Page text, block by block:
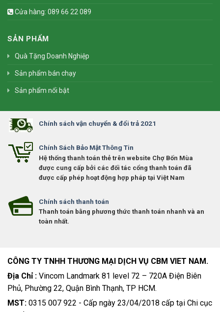
Cửa hàng: 089 66 22 089
SẢN PHẨM
Quà Tặng Doanh Nghiệp
Sản phẩm bán chạy
Sản phẩm nổi bật
Chính sách vận chuyển & đổi trả 2021
Chính Sách Bảo Mật Thông Tin
Hệ thống thanh toán thẻ trên website Chợ Bốn Mùa
được cung cấp bởi các đối tác cổng thanh toán đã
được cấp phép hoạt động hợp pháp tại Việt Nam
Chính sách thanh toán
Thanh toán bằng phương thức thanh toán nhanh và an
toàn nhất.
CÔNG TY TNHH THƯƠNG MẠI DỊCH VỤ CBM VIET NAM.
Địa Chỉ : Vincom Landmark 81 level 72 – 720A Điện Biên
Phủ, Phường 22, Quận Bình Thạnh, TP HCM.
MST: 0315 007 922 - Cấp ngày 23/04/2018 cấp tại Chi cục